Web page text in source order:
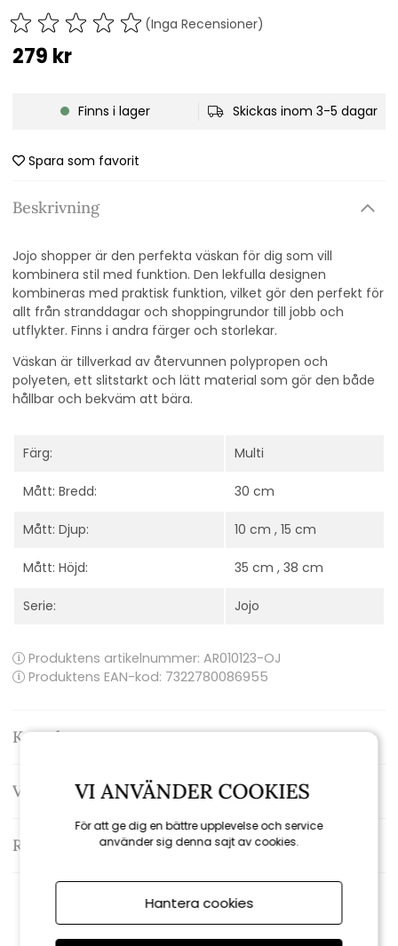
(Inga Recensioner)
279 kr
Finns i lager Skickas inom 3-5 dagar
Spara som favorit
Beskrivning
Jojo shopper är den perfekta väskan för dig som vill
kombinera stil med funktion. Den lekfulla designen
kombineras med praktisk funktion, vilket gör den perfekt för
allt från stranddagar och shoppingrundor till jobb och
utflykter. Finns i andra färger och storlekar.
Väskan är tillverkad av återvunnen polypropen och
polyeten, ett slitstarkt och lätt material som gör den både
hållbar och bekväm att bära.
Färg: Multi
Mått: Bredd: 30 cm
Mått: Djup: 10 cm , 15 cm
Mått: Höjd: 35 cm , 38 cm
Serie: Jojo
Produktens artikelnummer: AR010123-OJ
Produktens EAN-kod: 7322780086955
Kontakta oss
Varumärke: Olsson & Jensen
Recensioner
Rekommenderade tillbehör
VI ANVÄNDER COOKIES
För att ge dig en bättre upplevelse och service
använder sig denna sajt av cookies.
Hantera cookies